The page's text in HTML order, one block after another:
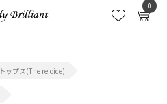
0
トップス(The rejoice)